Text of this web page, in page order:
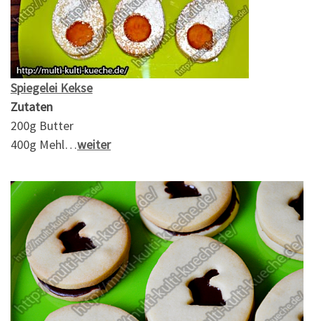
Spiegelei Kekse
Zutaten
200g Butter
400g Mehl…weiter